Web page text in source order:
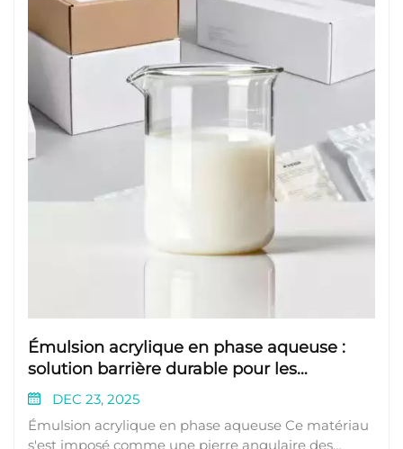
Émulsion acrylique en phase aqueuse :
solution barrière durable pour les
emballages en contact avec les aliments
DEC 23, 2025
Émulsion acrylique en phase aqueuse Ce matériau
s'est imposé comme une pierre angulaire des